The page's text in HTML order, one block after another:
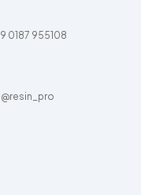
0187 955108
@resin_pro